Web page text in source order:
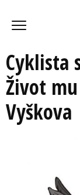
Cyklista
Život
Vyškova